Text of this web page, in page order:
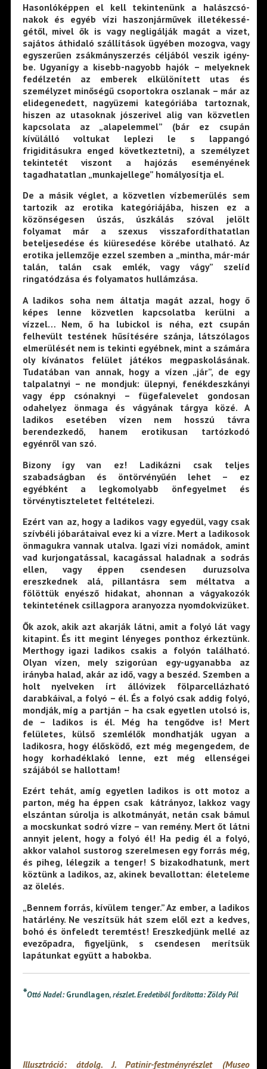
Hasonlóképpen el kell tekintenünk a halászcsó­
nakok és egyéb vízi ha­szonjárművek illetékessé­
gétől, mivel ők is vagy negligálják magát a vizet,
sajátos áthidaló szállítások ügyében mozogva, vagy
egyszerűen zsákmányszer­zés céljából veszik igény­
be. Ugyanígy a kisebb-nagyobb hajók – melyeknek
fedélzetén az emberek el­különített utas és
személy­zet minőségű csoportokra oszlanak – már az
elidege­nedett, nagyüzemi kategó­riába tartoznak,
hiszen az utasoknak jószerivel alig van közvetlen
kapcsolata az „alap­elemmel” (bár ez csupán
kívülálló voltukat leplezi le s lap­pangó
frigiditásukra enged következtetni), a személyzet
te­kintetét viszont a hajózás eseményének
tagadhatatlan „munkajellege” homályosítja el.
De a másik véglet, a közvetlen vízbemerülés sem
tarto­zik az erotika kategóriájába, hiszen ez a
közönségesen úszás, úszkálás szóval jelölt
folyamat már a szexus vissza­fordíthatatlan
beteljesedése és kiüresedése körébe utalha­tó. Az
erotika jellemzője ezzel szemben a „mintha, már-már
talán, talán csak emlék, vagy vágy” szelíd
ringatódzása és folyamatos hullámzása.
A ladikos soha nem áltatja magát azzal, hogy ő
képes lenne közvetlen kapcsolatba kerülni a
vízzel… Nem, ő ha lubickol is néha, ezt csupán
felhevült testének hűsítésére szánja, látszólagos
elmerülését nem is tekinti egyébnek, mint a számára
oly kívánatos felület játékos megpaskolásának.
Tudatában van annak, hogy a vízen „jár”, de egy
talpalatnyi – ne mondjuk: ülepnyi, fenékdeszkányi
vagy épp csónaknyi – fügefalevelet gondosan
odahelyez önma­ga és vágyának tárgya közé. A
ladikos esetében vízen nem hosszú távra
berendezkedő, hanem erotikusan tartózkodó
egyénről van szó.
Bizony így van ez! Ladikázni csak teljes
szabadságban és öntörvényűén lehet – ez
egyébként a legkomolyabb ön­fegyelmet és
törvénytiszteletet feltételezi.
Ezért van az, hogy a ladikos vagy egyedül, vagy csak
szívbéli jóbarátaival evez ki a vízre. Mert a ladikosok
ön­magukra vannak utalva. Igazi vízi nomádok, amint
vad kurjongatással, kacagással haladnak a sodrás
ellen, vagy ép­pen csendesen duruzsolva
ereszkednek alá, pillantásra sem méltatva a
fölöttük enyésző hidakat, ahonnan a vágyakozók
tekintetének csillagpora aranyozza nyomdokvi­züket.
Ők azok, akik azt akarják látni, amit a folyó lát vagy
ki­tapint. És itt megint lényeges ponthoz érkeztünk.
Merthogy igazi ladikos csakis a folyón található.
Olyan vízen, mely szigorúan egy-ugyanabba az
irányba halad, akár az idő, vagy a beszéd. Szemben a
holt nyelveken írt állóvizek föl­parcellázható
darabkáival, a folyó – él. És a folyó csak ad­dig folyó,
mondják, míg a partján – ha csak egyetlen utolsó is,
de – ladikos is él. Még ha tengődve is! Mert
felületes, külső szemlélők mondhatják ugyan a
ladikosra, hogy élős­ködő, ezt még megengedem, de
hogy korhadéklakó lenne, ezt még ellenségei
szájából se hallottam!
Ezért tehát, amíg egyetlen ladikos is ott motoz a
parton, még ha éppen csak kátrányoz, lakkoz vagy
elszántan súrolja is alkotmányát, netán csak bámul
a mocskunkat sod­ró vízre – van remény. Mert őt látni
annyit jelent, hogy a folyó él! Ha pedig él a folyó,
akkor valahol sustorog szerel­mesen egy forrás még,
és piheg, lélegzik a tenger! S biza­kodhatunk, mert
köztünk a ladikos, az, akinek bevallottan: életeleme
az ölelés.
„Bennem forrás, kívülem tenger.” Az ember, a ladikos
határlény. Ne veszítsük hát szem elől ezt a kedves,
bohó és önfeledt teremtést! Ereszkedjünk mellé az
evezőpadra, figyeljünk, s csendesen merítsük
lapátunkat együtt a habok­ba.
*Ottó Nadel:Grundlagen,részlet. Eredetiből fordította: Zöldy Pál
Illusztráció: átdolg. J. Patinir-festményrészlet (Museo